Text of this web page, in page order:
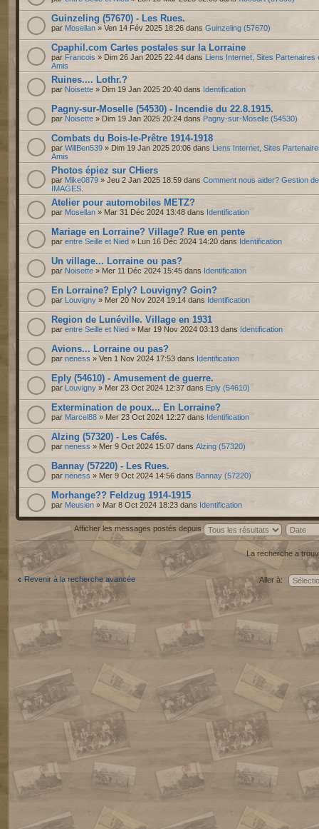
Guinzeling (57670) - Les Rues.
par Mosellan » Ven 14 Fév 2025 18:26 dans Guinzeling (57670)
Cpaphil.com Cartes postales sur la Lorraine
par Francois » Dim 26 Jan 2025 22:44 dans Liens Internet, Sites Partenaires
Amis
Ruines.... Lothr.?
par Noisette » Dim 19 Jan 2025 20:40 dans Identification
Pagny-sur-Moselle (54530) - Incendie du 22.8.1915.
par Noisette » Dim 19 Jan 2025 20:24 dans Pagny-sur-Moselle (54530)
Combats du Bois-le-Prêtre 1914-1918
par WillBen539 » Dim 19 Jan 2025 20:06 dans Liens Internet, Sites
Amis
Photos épiez sur CHiers
par Mike0879 » Jeu 2 Jan 2025 18:59 dans Comment nous aider? Gestion
IMAGES.
Atelier pour automobiles METZ?
par Mosellan » Mar 31 Déc 2024 13:48 dans Identification
Mariage en Lorraine? Village? Rue en pente
par entre Seille et Nied » Lun 16 Déc 2024 14:20 dans Identification
Un village... Lorraine ou pas?
par Noisette » Mer 11 Déc 2024 15:45 dans Identification
En Lorraine? Eply? Louvigny? Goin?
par Louvigny » Mer 20 Nov 2024 19:14 dans Identification
Region de Lunéville. Village en 1931
par entre Seille et Nied » Mar 19 Nov 2024 03:13 dans Identification
Avions... Lorraine ou pas?
par neness » Ven 1 Nov 2024 17:53 dans Identification
Eply (54610) - Amusement de guerre.
par Louvigny » Mer 23 Oct 2024 12:37 dans Eply (54610)
Extermination de poux... En Lorraine?
par Marcel88 » Mer 23 Oct 2024 12:27 dans Identification
Alzing (57320) - Les Cafés.
par neness » Mer 9 Oct 2024 15:07 dans Alzing (57320)
Bannay (57220) - Les Rues.
par neness » Mer 9 Oct 2024 14:56 dans Bannay (57220)
Morhange?? Feldzug 1914-1915
par Meusien » Mar 8 Oct 2024 18:23 dans Identification
Afficher les messages postés depuis
La recherche a
Revenir à la recherche avancée Aller à: